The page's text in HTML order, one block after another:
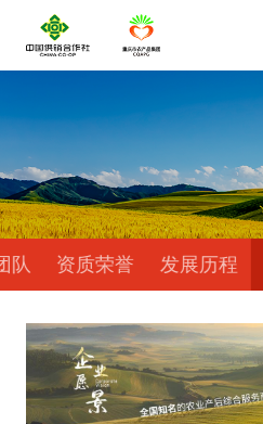
队 资质荣誉 发展历程